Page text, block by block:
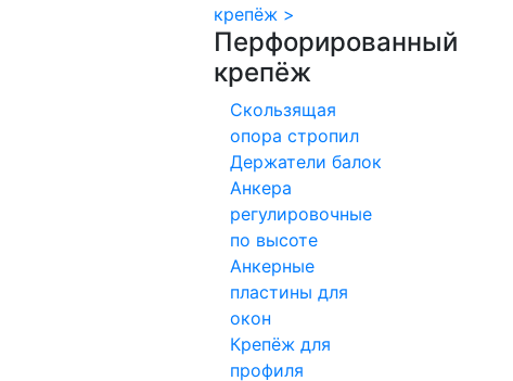
крепёж >
Перфорированный
крепёж
Скользящая
опора стропил
Держатели балок
Анкера
регулировочные
по высоте
Анкерные
пластины для
окон
Крепёж для
профиля